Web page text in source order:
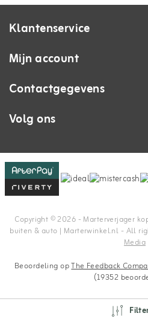
Klantenservice
Mijn account
Contactgegevens
Volg ons
Copyright © 2026 - Marterverjager
buiten & auto | Marterwinkel.nl - All
Media
Beoordeling opThe Feedback
(19352